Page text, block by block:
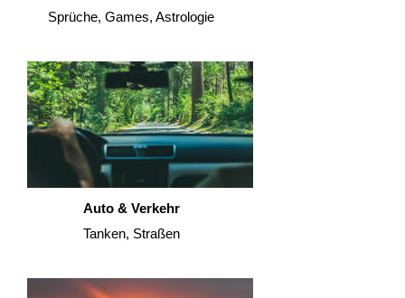
Sprüche, Games, Astrologie
Auto & Verkehr
Tanken, Straßen